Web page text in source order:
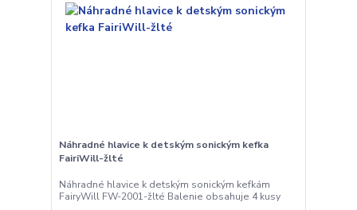
Náhradné hlavice k detským sonickým kefka
FairiWill-žlté
Náhradné hlavice k detským sonickým kefkám
FairyWill FW-2001-žlté Balenie obsahuje 4 kusy